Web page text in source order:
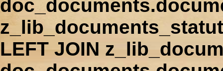
LEFT JOIN